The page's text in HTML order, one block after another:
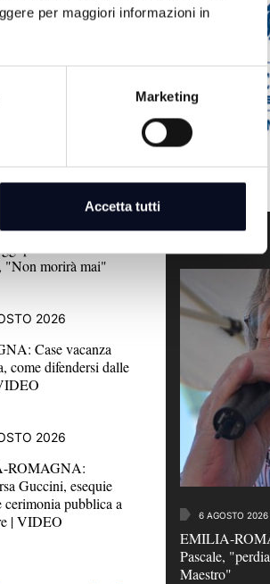
per maggiori informazioni in
Marketing
Accetta tutti
ROMAGNA: Migliaia
"Non morirà mai"
2026
Case vacanza
come difendersi dalle
2026
ROMAGNA:
Guccini, esequie
cerimonia pubblica a
| VIDEO
6 AGOSTO 2026
EMILIA-
Pascale,
Maestro"